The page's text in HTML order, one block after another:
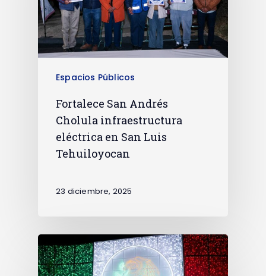
Espacios Públicos
Fortalece San Andrés
Cholula infraestructura
eléctrica en San Luis
Tehuiloyocan
23 diciembre, 2025